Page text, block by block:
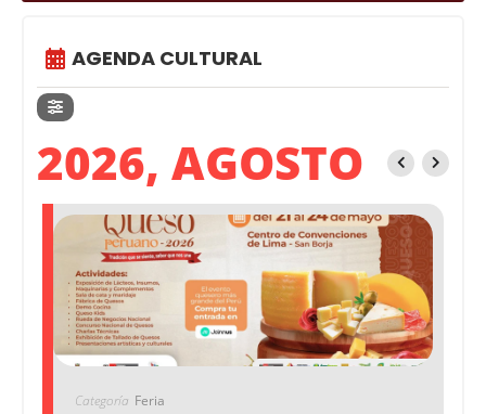
AGENDA CULTURAL
2026, AGOSTO
Categoría Feria